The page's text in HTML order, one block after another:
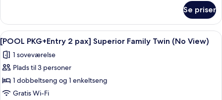
Double
Room
(No
View)
PKG+Entry
pax]
Superior
Double
Room
View)
Se priser
Indlæs
alle
billeder
af
[POOL
PKG+Entry
6
[POOL PKG+Entry 2 pax] Superior Family Twin (No View)
1 soveværelse
Plads til 3 personer
1 dobbeltseng og 1 enkeltseng
Gratis Wi-Fi